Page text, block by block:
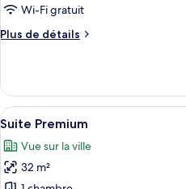
type
chambre :
Wi-Fi gratuit
Plus de détails
Plus
le
type
de
Suite
(Trendy)
Afficher
toutes
les
photos
10
Suite Premium
Vue sur la ville
32 m²